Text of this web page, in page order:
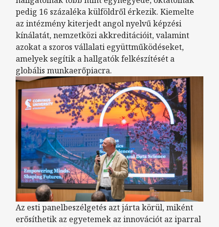
pedig 16 százaléka külföldről érkezik. Kiemelte
az intézmény kiterjedt angol nyelvű képzési
kínálatát, nemzetközi akkreditációit, valamint
azokat a szoros vállalati együttműködéseket,
amelyek segítik a hallgatók felkészítését a
globális munkaerőpiacra.
Az esti panelbeszélgetés azt járta körül, miként
erősíthetik az egyetemek az innovációt az iparral